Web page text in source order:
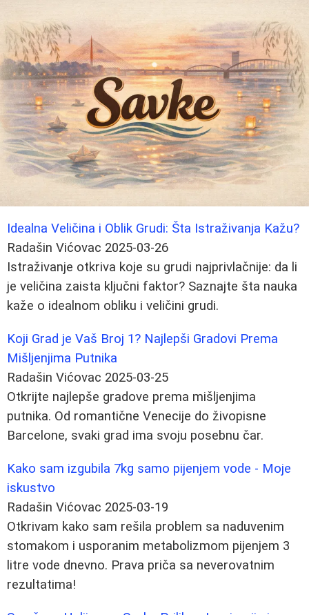
Idealna Veličina i Oblik Grudi: Šta Istraživanja Kažu?
Radašin Vićovac 2025-03-26
Istraživanje otkriva koje su grudi najprivlačnije: da li
je veličina zaista ključni faktor? Saznajte šta nauka
kaže o idealnom obliku i veličini grudi.
Koji Grad je Vaš Broj 1? Najlepši Gradovi Prema
Mišljenjima Putnika
Radašin Vićovac 2025-03-25
Otkrijte najlepše gradove prema mišljenjima
putnika. Od romantične Venecije do živopisne
Barcelone, svaki grad ima svoju posebnu čar.
Kako sam izgubila 7kg samo pijenjem vode - Moje
iskustvo
Radašin Vićovac 2025-03-19
Otkrivam kako sam rešila problem sa naduvenim
stomakom i usporanim metabolizmom pijenjem 3
litre vode dnevno. Prava priča sa neverovatnim
rezultatima!